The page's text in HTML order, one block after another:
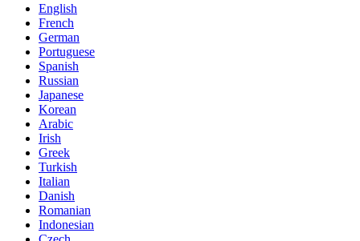
English
French
German
Portuguese
Spanish
Russian
Japanese
Korean
Arabic
Irish
Greek
Turkish
Italian
Danish
Romanian
Indonesian